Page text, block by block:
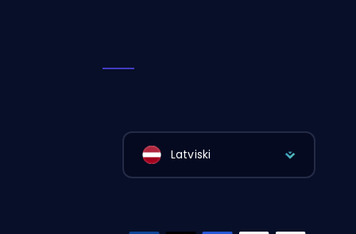
Latviski